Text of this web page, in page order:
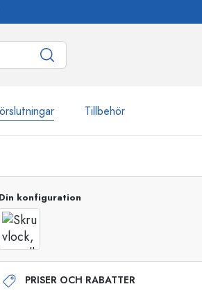
Tillbehör
Burkar
Din konfiguration
PRISER OCH RABATTER